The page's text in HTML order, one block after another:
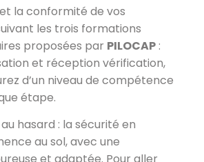
la conformité de vos
les trois formations
proposées par PILOCAP :
et réception vérification,
d’un niveau de compétence
étape.
hasard : la sécurité en
au sol, avec une